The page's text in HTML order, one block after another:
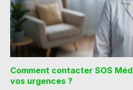
Comment contacter SOS
vos urgences ?